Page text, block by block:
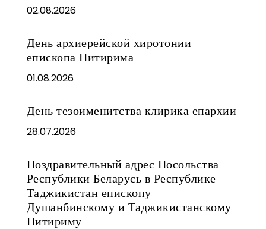
02.08.2026
День архиерейской хиротонии
епископа Питирима
01.08.2026
День тезоименитства клирика епархии
28.07.2026
Поздравительный адрес Посольства
Республики Беларусь в Республике
Таджикистан епископу
Душанбинскому и Таджикистанскому
Питириму